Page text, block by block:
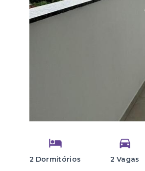
2 Dormitórios 2 Vagas